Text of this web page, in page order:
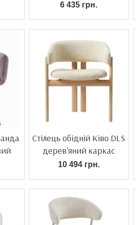
6 435 грн.
Стілець обідній Ківо DLS
дерев'яний каркас
10 494 грн.